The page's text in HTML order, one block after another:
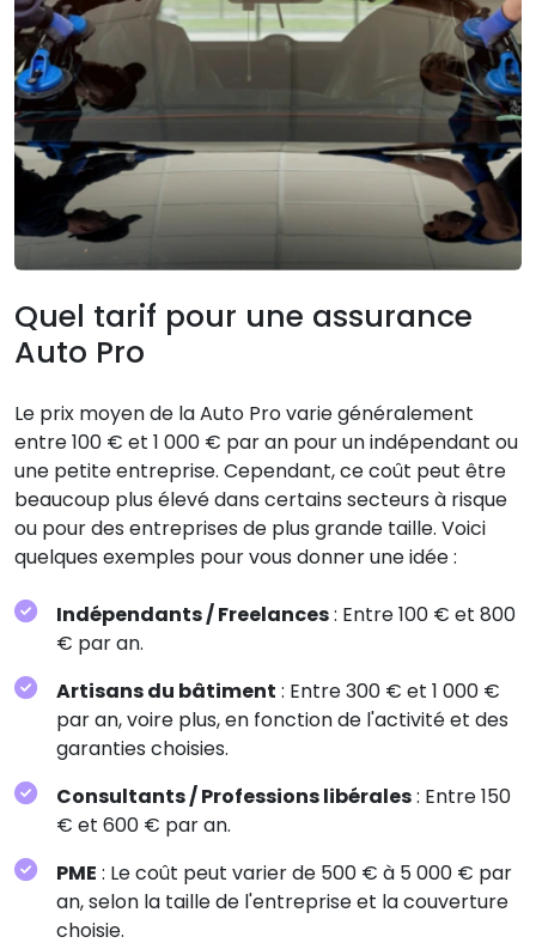
Quel tarif pour une assurance
Auto Pro
Le prix moyen de la Auto Pro varie généralement
entre 100 € et 1 000 € par an pour un indépendant ou
une petite entreprise. Cependant, ce coût peut être
beaucoup plus élevé dans certains secteurs à risque
ou pour des entreprises de plus grande taille. Voici
quelques exemples pour vous donner une idée :
Indépendants / Freelances: Entre 100 € et 800
€ par an.
Artisans du bâtiment : Entre 300 € et 1 000 €
par an, voire plus, en fonction de l'activité et des
garanties choisies.
Consultants / Professions libérales: Entre 150
€ et 600 € par an.
PME : Le coût peut varier de 500 € à 5 000 € par
an, selon la taille de l'entreprise et la couverture
choisie.